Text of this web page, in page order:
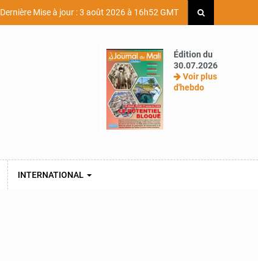
Dernière Mise à jour : 3 août 2026 à 16h52 GMT
Édition du
30.07.2026
Voir plus
d'hebdo
INTERNATIONAL